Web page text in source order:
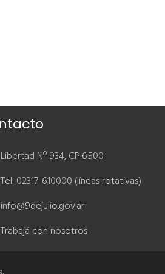
Libertad Nº 934, CP:6500
Tel: 02317-610000 (líneas rotativas)
info@9dejulio.gov.ar
Trabajá con nosotros